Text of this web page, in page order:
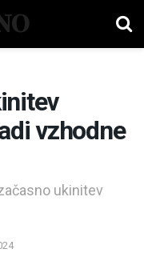
vzhodne
ukinitev